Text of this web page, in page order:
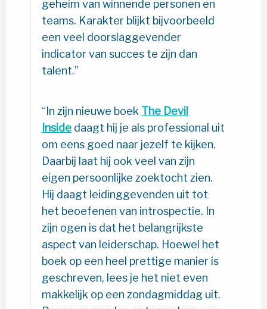
geheim van winnende personen en
teams. Karakter blijkt bijvoorbeeld
een veel doorslaggevender
indicator van succes te zijn dan
talent.
In zijn nieuwe boek The Devil
Inside daagt hij je als professional uit
om eens goed naar jezelf te kijken.
Daarbij laat hij ook veel van zijn
eigen persoonlijke zoektocht zien.
Hij daagt leidinggevenden uit tot
het beoefenen van introspectie. In
zijn ogen is dat het belangrijkste
aspect van leiderschap. Hoewel het
boek op een heel prettige manier is
geschreven, lees je het niet even
makkelijk op een zondagmiddag uit.